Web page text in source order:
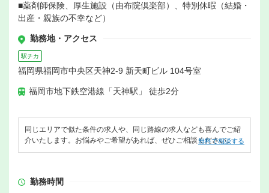
■薬剤師保険、厚生施設（由布院倶楽部）、特別休暇（結婚・
出産・親族の不幸など）
勤務地・アクセス
駅チカ
福岡県福岡市中央区天神2-9 新天町ビル 104号室
福岡市地下鉄空港線「天神駅」 徒歩2分
同じエリアで似た条件の求人や、同じ路線の求人なども喜んでご紹
介いたします。お悩みやご希望があれば、ぜひご相談ください。
無料で相談する
勤務時間